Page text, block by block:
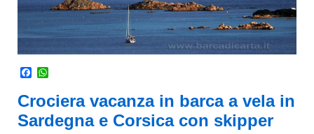
Facebook
Crociera vacanza in barca a vela in
Sardegna e Corsica con skipper